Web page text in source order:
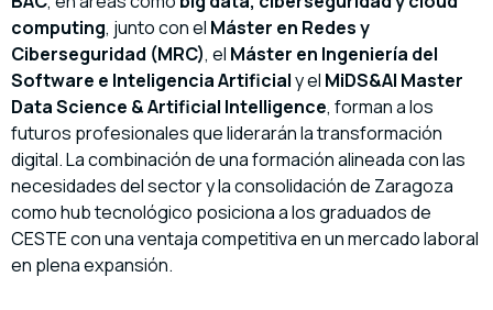
computing, junto con el Máster en Redes y
Ciberseguridad (MRC), el Máster en Ingeniería del
Software e Inteligencia Artificialy el MiDS&AI Master
Data Science & Artificial Intelligence, forman a los
futuros profesionales que liderarán la transformación
digital. La combinación de una formación alineada con las
necesidades del sector y la consolidación de Zaragoza
como hub tecnológico posiciona a los graduados de
CESTE con una ventaja competitiva en un mercado laboral
en plena expansión.